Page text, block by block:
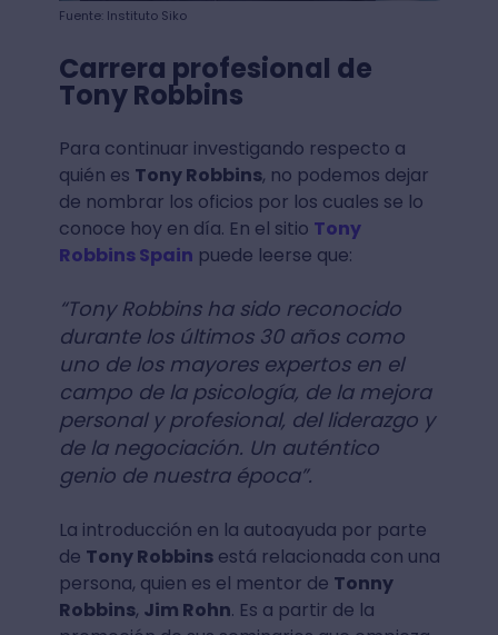
Fuente: Instituto Siko
Carrera profesional de
Tony Robbins
Para continuar investigando respecto a
quién es Tony Robbins, no podemos dejar
de nombrar los oficios por los cuales se lo
conoce hoy en día. En el sitio Tony
Robbins Spain puede leerse que:
“Tony Robbins ha sido reconocido
durante los últimos 30 años como
uno de los mayores expertos en el
campo de la psicología, de la mejora
personal y profesional, del liderazgo y
de la negociación. Un auténtico
genio de nuestra época”.
La introducción en la autoayuda por parte
de Tony Robbinsestá relacionada con una
persona, quien es el mentor de Tonny
Robbins, Jim Rohn. Es a partir de la